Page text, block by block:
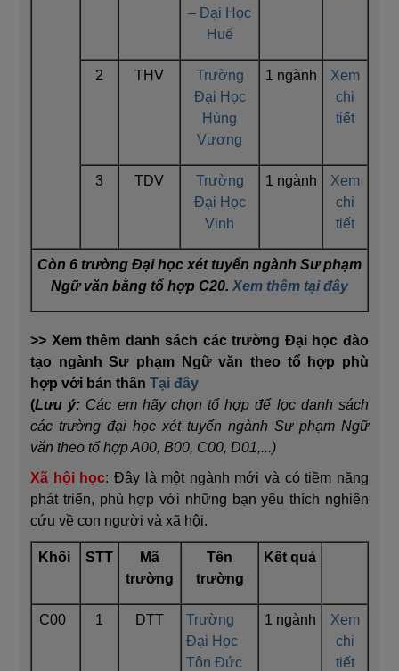
– Đại Học
Huế
2 THV
Trường
Đại Học
Hùng
Vương
1 ngành
Xem
chi
tiết
3 TDV
Trường
Đại Học
Vinh
1 ngành
Xem
chi
tiết
Còn 6 trường Đại học xét tuyển ngành Sư phạm
Ngữ văn bằng tổ hợp C20.Xem thêm tại đây
>> Xem thêm danh sách các trường Đại học đào
tạo ngành Sư phạm Ngữ văn theo tổ hợp phù
hợp với bản thân Tại đây
(Lưu ý: Các em hãy chọn tổ hợp để lọc danh sách
các trường đại học xét tuyển ngành Sư phạm Ngữ
văn theo tổ hợp A00, B00, C00, D01,...)
Xã hội học: Đây là một ngành mới và có tiềm năng
phát triển, phù hợp với những bạn yêu thích nghiên
cứu về con người và xã hội.
Khối STT
Mã
trường
Tên
trường
Kết quả
C00 1 DTT
Trường
Đại Học
Tôn Đức
1 ngành
Xem
chi
tiết